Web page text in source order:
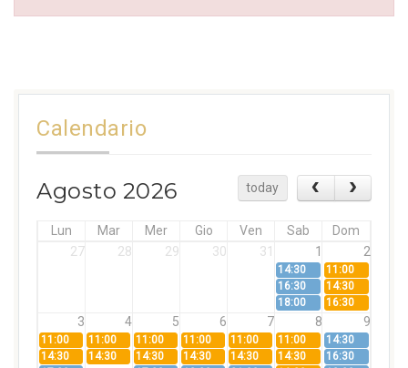
Calendario
Agosto 2026 today
Lun Mar Mer Gio Ven Sab
Dom
27
28 29 30 31 1 2
14:30
11:00
16:30
14:30
18:00
16:30
3 4 5 6 7 8 9
11:00 11:00 11:00 11:00 11:00 11:00
14:30
14:30
14:30 14:30 14:30 14:30 14:30
16:30